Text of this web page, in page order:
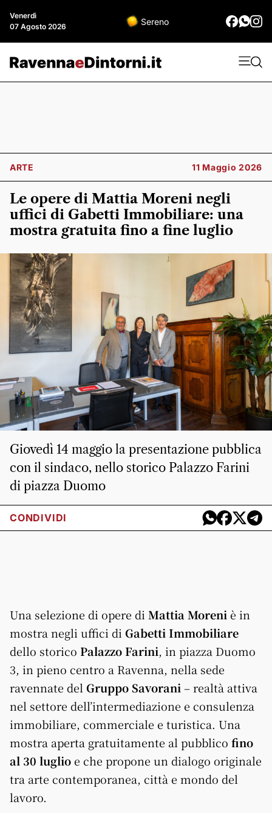
Venerdì
07 Agosto 2026
Sereno
ARTE 11 Maggio 2026
Le opere di Mattia Moreni negli
uffici di Gabetti Immobiliare: una
mostra gratuita fino a fine luglio
Giovedì 14 maggio la presentazione pubblica
con il sindaco, nello storico Palazzo Farini
di piazza Duomo
CONDIVIDI
Una selezione di opere di Mattia Moreni è in
mostra negli uffici di Gabetti Immobiliare
dello storico Palazzo Farini, in piazza Duomo
3, in pieno centro a Ravenna, nella sede
ravennate del Gruppo Savorani – realtà attiva
nel settore dell’intermediazione e consulenza
immobiliare, commerciale e turistica. Una
mostra aperta gratuitamente al pubblico fino
al 30 luglioe che propone un dialogo originale
tra arte contemporanea, città e mondo del
lavoro.